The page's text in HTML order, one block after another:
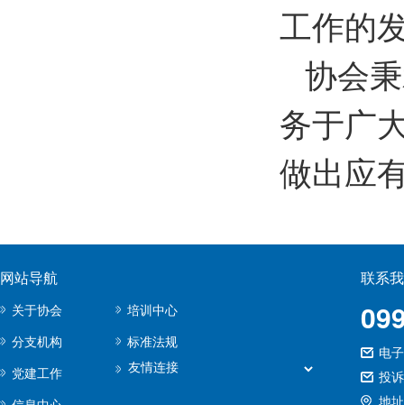
工作的
协会
务于广
做出应
网站导航
关于协会
分支机构
党建工作
培训中心
标准法规
联系
电
投
地